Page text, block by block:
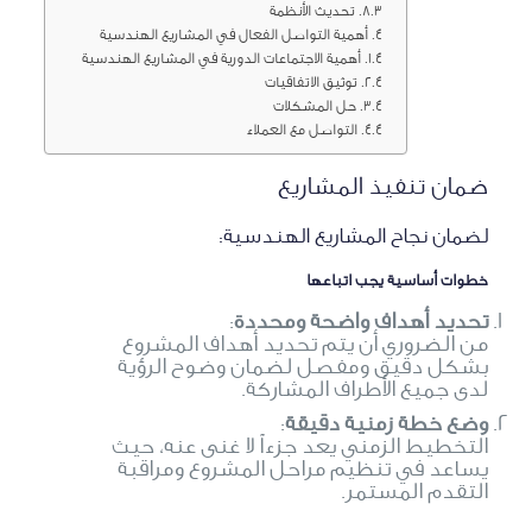
تحديث الأنظمة
أهمية التواصل الفعال في المشاريع الهندسية
أهمية الاجتماعات الدورية في المشاريع الهندسية
توثيق الاتفاقيات
حل المشكلات
التواصل مع العملاء
ضمان تنفيذ المشاريع
لضمان نجاح المشاريع الهندسية:
خطوات أساسية يجب اتباعها
تحديد أهداف واضحة ومحددة:
من الضروري أن يتم تحديد أهداف المشروع
بشكل دقيق ومفصل لضمان وضوح الرؤية
لدى جميع الأطراف المشاركة.
وضع خطة زمنية دقيقة:
التخطيط الزمني يعد جزءاً لا غنى عنه، حيث
يساعد في تنظيم مراحل المشروع ومراقبة
التقدم المستمر.